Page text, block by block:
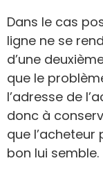
Dans le cas
ligne ne se
d’une
que le
l’adresse de
donc à
que l’acheteur
bon lui semble.